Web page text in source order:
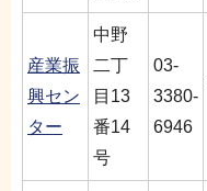
産業振
興セン
ター
中野
二丁
目13
番14
号
03-
3380-
6946